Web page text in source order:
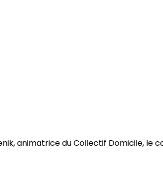
animatrice du Collectif Domicile, le